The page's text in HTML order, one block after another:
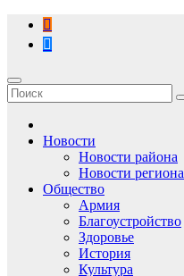
Перейти
содержимому
Новости
Новости района
Новости региона
Общество
Армия
Благоустройство
Здоровье
История
Культура